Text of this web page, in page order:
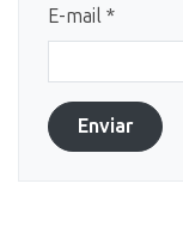
E-mail *
Enviar